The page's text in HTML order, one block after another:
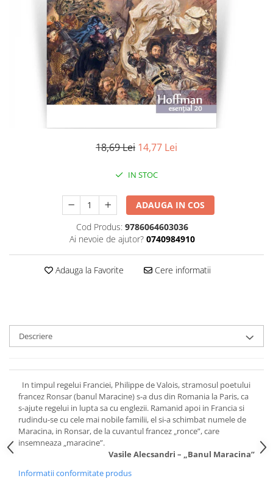
Literatura
Contemporana
Universala
Universala
Publicistica / Reportaje / Interviuri
Sociologie si filozofie
18,69 Lei 14,77 Lei
IN STOC
ADAUGA IN COS
Cod Produs: 9786064603036
Ai nevoie de ajutor? 0740984910
Adauga la Favorite Cere informatii
Descriere
In timpul regelui Franciei, Philippe de Valois, stramosul poetului
francez Ronsar (banul Maracine) s-a dus din Romania la Paris, ca
s-ajute regelui in lupta sa cu englezii. Ramanid apoi in Francia si
rudindu-se cu cele mai nobile familii, el si-a schimbat numele de
Maracina, in Ronsar, de la cuvantul francez „ronce”, care
insemneaza „maracine”.
Vasile Alecsandri – „Banul Maracina”
Informatii conformitate produs